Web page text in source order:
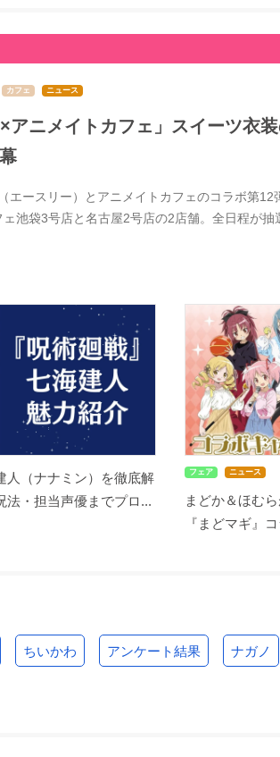
カフェ ニュース
アニメイトカフェ」スイーツ衣
（エースリー）とアニメイトカフェのコラボ第
ェ池袋3号店と名古屋2号店の2店舗。全日程が
人（ナナミン）を徹底解
法・担当声優までプロ...
フェア ニュース
まどか＆ほむ
『まどマギ』
ちいかわ アンケート結果 ナガノ